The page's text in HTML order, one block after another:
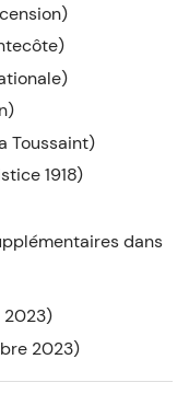
Toussaint)
1918)
dans
2023)
2023)